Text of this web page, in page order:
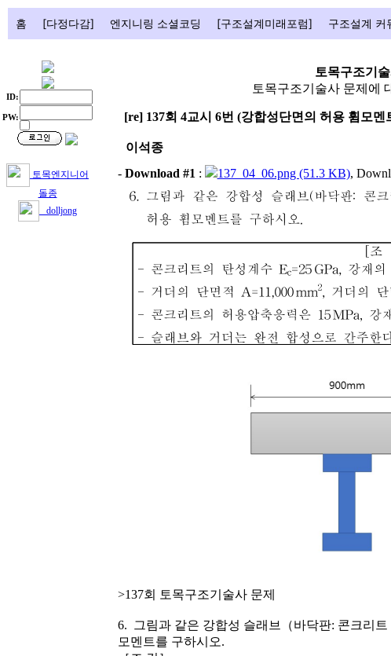
홈 [다정다감] 엔지니링 소셜코딩 [구조설계미래포럼] 구조설계 커
ID:
PW:
토목엔지니어
돌종
dolljong
토목구조기
토목구조기술사 문제에
[re] 137회 4교시 6번 (강합성단면의 허용 휨모멘
이석종
- Download #1 : 137_04_06.png (51.3 KB),
>137회 토목구조기술사 문제
6. 그림과 같은 강합성 슬래브（바닥판: 콘크리
모멘트를 구하시오.